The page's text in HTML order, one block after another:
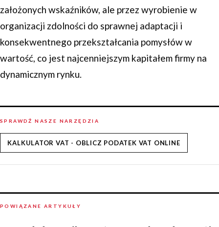
założonych wskaźników, ale przez wyrobienie w
organizacji zdolności do sprawnej adaptacji i
konsekwentnego przekształcania pomysłów w
wartość, co jest najcenniejszym kapitałem firmy na
dynamicznym rynku.
SPRAWDŹ NASZE NARZĘDZIA
KALKULATOR VAT - OBLICZ PODATEK VAT ONLINE
POWIĄZANE ARTYKUŁY